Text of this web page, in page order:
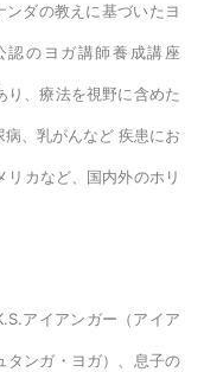
ダの教えに基づいたヨ
認のヨガ講師養成講座
り、療法を視野に含めた
、乳がんなど 疾患にお
カなど、国内外のホリ
アイアンガー（アイア
タンガ・ヨガ）、息子の